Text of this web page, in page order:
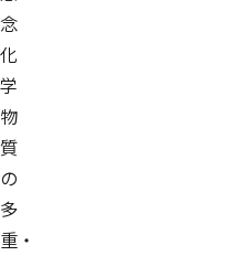
念
化
学
物
質
の
多
重・